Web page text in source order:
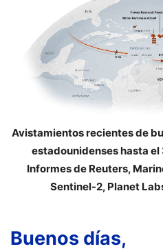
Avistamientos recientes de
estadounidenses hasta el
Informes de Reuters,
Sentinel-2, Planet
Buenos días,